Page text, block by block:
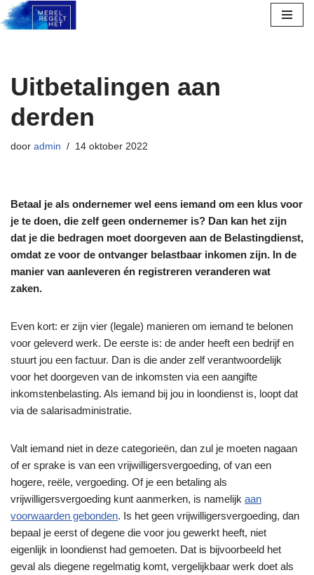
inhoud
Uitbetalingen aan
derden
door admin 14 oktober 2022
Betaal je als ondernemer wel eens iemand om een klus voor
je te doen, die zelf geen ondernemer is? Dan kan het zijn
dat je die bedragen moet doorgeven aan de Belastingdienst,
omdat ze voor de ontvanger belastbaar inkomen zijn. In de
manier van aanleveren én registreren veranderen wat
zaken.
Even kort: er zijn vier (legale) manieren om iemand te belonen
voor geleverd werk. De eerste is: de ander heeft een bedrijf en
stuurt jou een factuur. Dan is die ander zelf verantwoordelijk
voor het doorgeven van de inkomsten via een aangifte
inkomstenbelasting. Als iemand bij jou in loondienst is, loopt dat
via de salarisadministratie.
Valt iemand niet in deze categorieën, dan zul je moeten nagaan
of er sprake is van een vrijwilligersvergoeding, of van een
hogere, reële, vergoeding. Of je een betaling als
vrijwilligersvergoeding kunt aanmerken, is namelijk aan
voorwaarden gebonden. Is het geen vrijwilligersvergoeding, dan
bepaal je eerst of degene die voor jou gewerkt heeft, niet
eigenlijk in loondienst had gemoeten. Dat is bijvoorbeeld het
geval als diegene regelmatig komt, vergelijkbaar werk doet als